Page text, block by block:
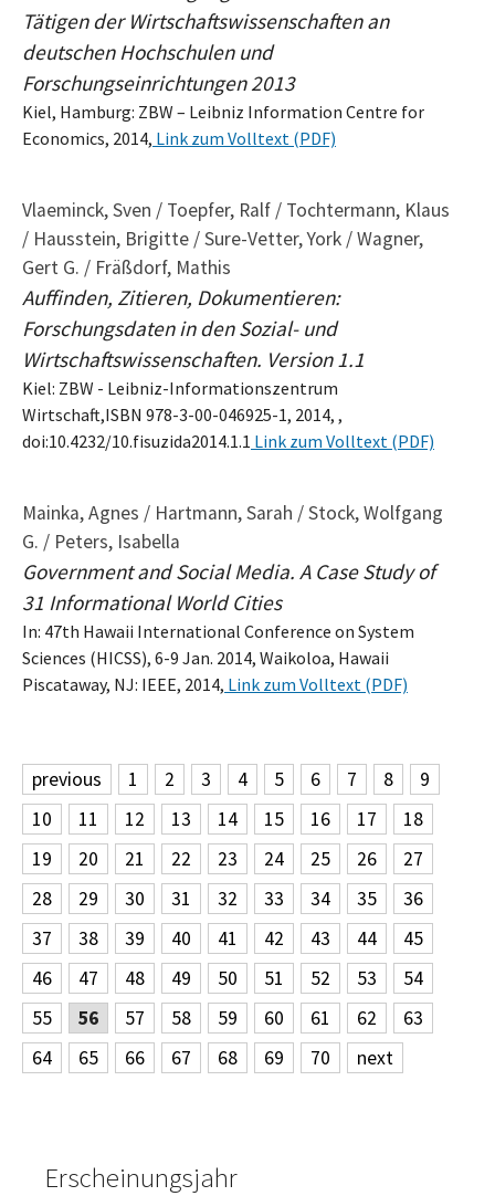
Tätigen der Wirtschaftswissenschaften an
deutschen Hochschulen und
Forschungseinrichtungen 2013
Kiel, Hamburg: ZBW – Leibniz Information Centre for
Economics, 2014, Link zum Volltext (PDF)
Vlaeminck, Sven / Toepfer, Ralf / Tochtermann, Klaus
/ Hausstein, Brigitte / Sure-Vetter, York / Wagner,
Gert G. / Fräßdorf, Mathis
Auffinden, Zitieren, Dokumentieren:
Forschungsdaten in den Sozial- und
Wirtschaftswissenschaften. Version 1.1
Kiel: ZBW - Leibniz-Informationszentrum
Wirtschaft,ISBN 978-3-00-046925-1, 2014, ,
doi:10.4232/10.fisuzida2014.1.1 Link zum Volltext (PDF)
Mainka, Agnes / Hartmann, Sarah / Stock, Wolfgang
G. / Peters, Isabella
Government and Social Media. A Case Study of
31 Informational World Cities
In: 47th Hawaii International Conference on System
Sciences (HICSS), 6-9 Jan. 2014, Waikoloa, Hawaii
Piscataway, NJ: IEEE, 2014, Link zum Volltext (PDF)
previous 1 2 3 4 5 6 7 8
9
10
11 12 13 14 15 16 17
18
19
20 21 22 23 24 25 26
27
28
29 30 31 32 33 34 35
36
37
38 39 40 41 42 43 44
45
46
47 48 49 50 51 52 53
54
55
56 57 58 59 60 61 62
63
64
65 66 67 68 69 70 next
Erscheinungsjahr